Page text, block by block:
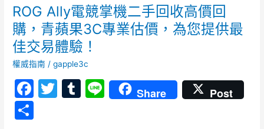
ROG Ally電競掌機二手回收高價回
購，青蘋果3C專業估價，為您提供最
佳交易體驗！
權威指南 /gapple3c
F
T
T
Li
n
Share Post
購，
青
蘋
果
專
業
估
價，
為